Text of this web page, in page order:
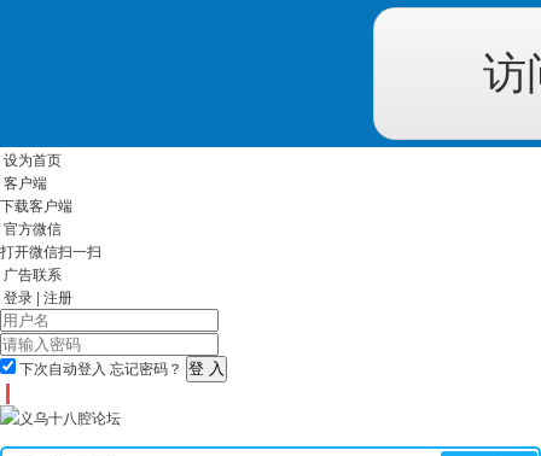
访
设为首页
客户端
下载客户端
官方微信
打开微信扫一扫
广告联系
登录 | 注册
下次自动登入 忘记密码？